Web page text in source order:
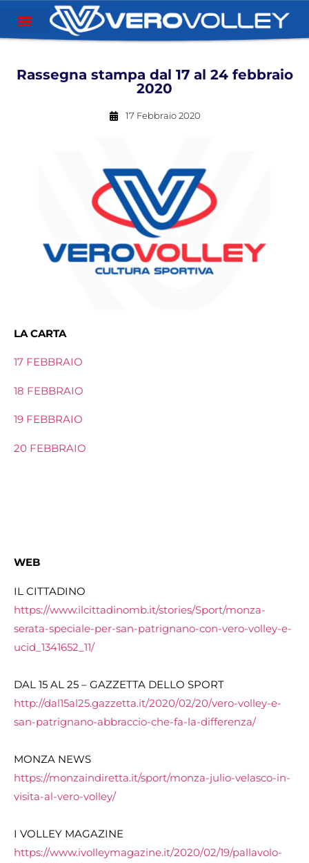
Rassegna stampa dal 17 al 24 febbraio
2020
17 Febbraio 2020
LA CARTA
17 FEBBRAIO
18 FEBBRAIO
19 FEBBRAIO
20 FEBBRAIO
WEB
IL CITTADINO
https://www.ilcittadinomb.it/stories/Sport/monza-
serata-speciale-per-san-patrignano-con-vero-volley-e-
ucid_1341652_11/
DAL 15 AL 25 – GAZZETTA DELLO SPORT
http://dal15al25.gazzetta.it/2020/02/20/vero-volley-e-
san-patrignano-abbraccio-che-fa-la-differenza/
MONZA NEWS
https://monzaindiretta.it/sport/monza-julio-velasco-in-
visita-al-vero-volley/
I VOLLEY MAGAZINE
https://www.ivolleymagazine.it/2020/02/19/pallavolo-